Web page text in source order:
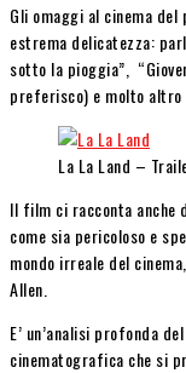
Gli omaggi al cinema
estrema delicatezza:
sotto la pioggia”,
preferisco) e molto altro
La La Land –
Il film ci racconta anche
come sia pericoloso e
mondo irreale del
Allen.
E’ un’analisi profonda
cinematografica che si